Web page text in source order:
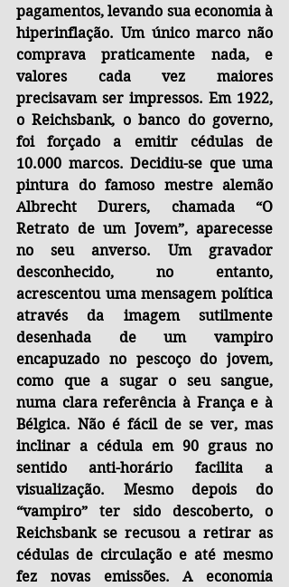
pagamentos, levando sua economia à
hiperinflação. Um único marco não
comprava praticamente nada, e
valores cada vez maiores
precisavam ser impressos. Em 1922,
o Reichsbank, o banco do governo,
foi forçado a emitir cédulas de
10.000 marcos. Decidiu-se que uma
pintura do famoso mestre alemão
Albrecht Durers, chamada “O
Retrato de um Jovem”, aparecesse
no seu anverso. Um gravador
desconhecido, no entanto,
acrescentou uma mensagem política
através da imagem sutilmente
desenhada de um vampiro
encapuzado no pescoço do jovem,
como que a sugar o seu sangue,
numa clara referência à França e à
Bélgica. Não é fácil de se ver, mas
inclinar a cédula em 90 graus no
sentido anti-horário facilita a
visualização. Mesmo depois do
“vampiro” ter sido descoberto, o
Reichsbank se recusou a retirar as
cédulas de circulação e até mesmo
fez novas emissões. A economia